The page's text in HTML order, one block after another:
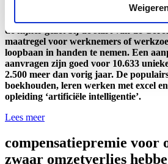
Werk Hilde Crevits heeft VDAB haar
opleidingen, webinars, workshops en
de kijker gezet bij de start van de
maatregel voor werknemers of
loopbaan in handen te nemen. Een
aanvragen zijn goed voor 10.633
2.500 meer dan vorig jaar. De
boekhouden, leren werken met excel
opleiding ‘artificiële intelligentie’.
Lees meer
compensatiepremie voor
zwaar omzetverlies hebbe